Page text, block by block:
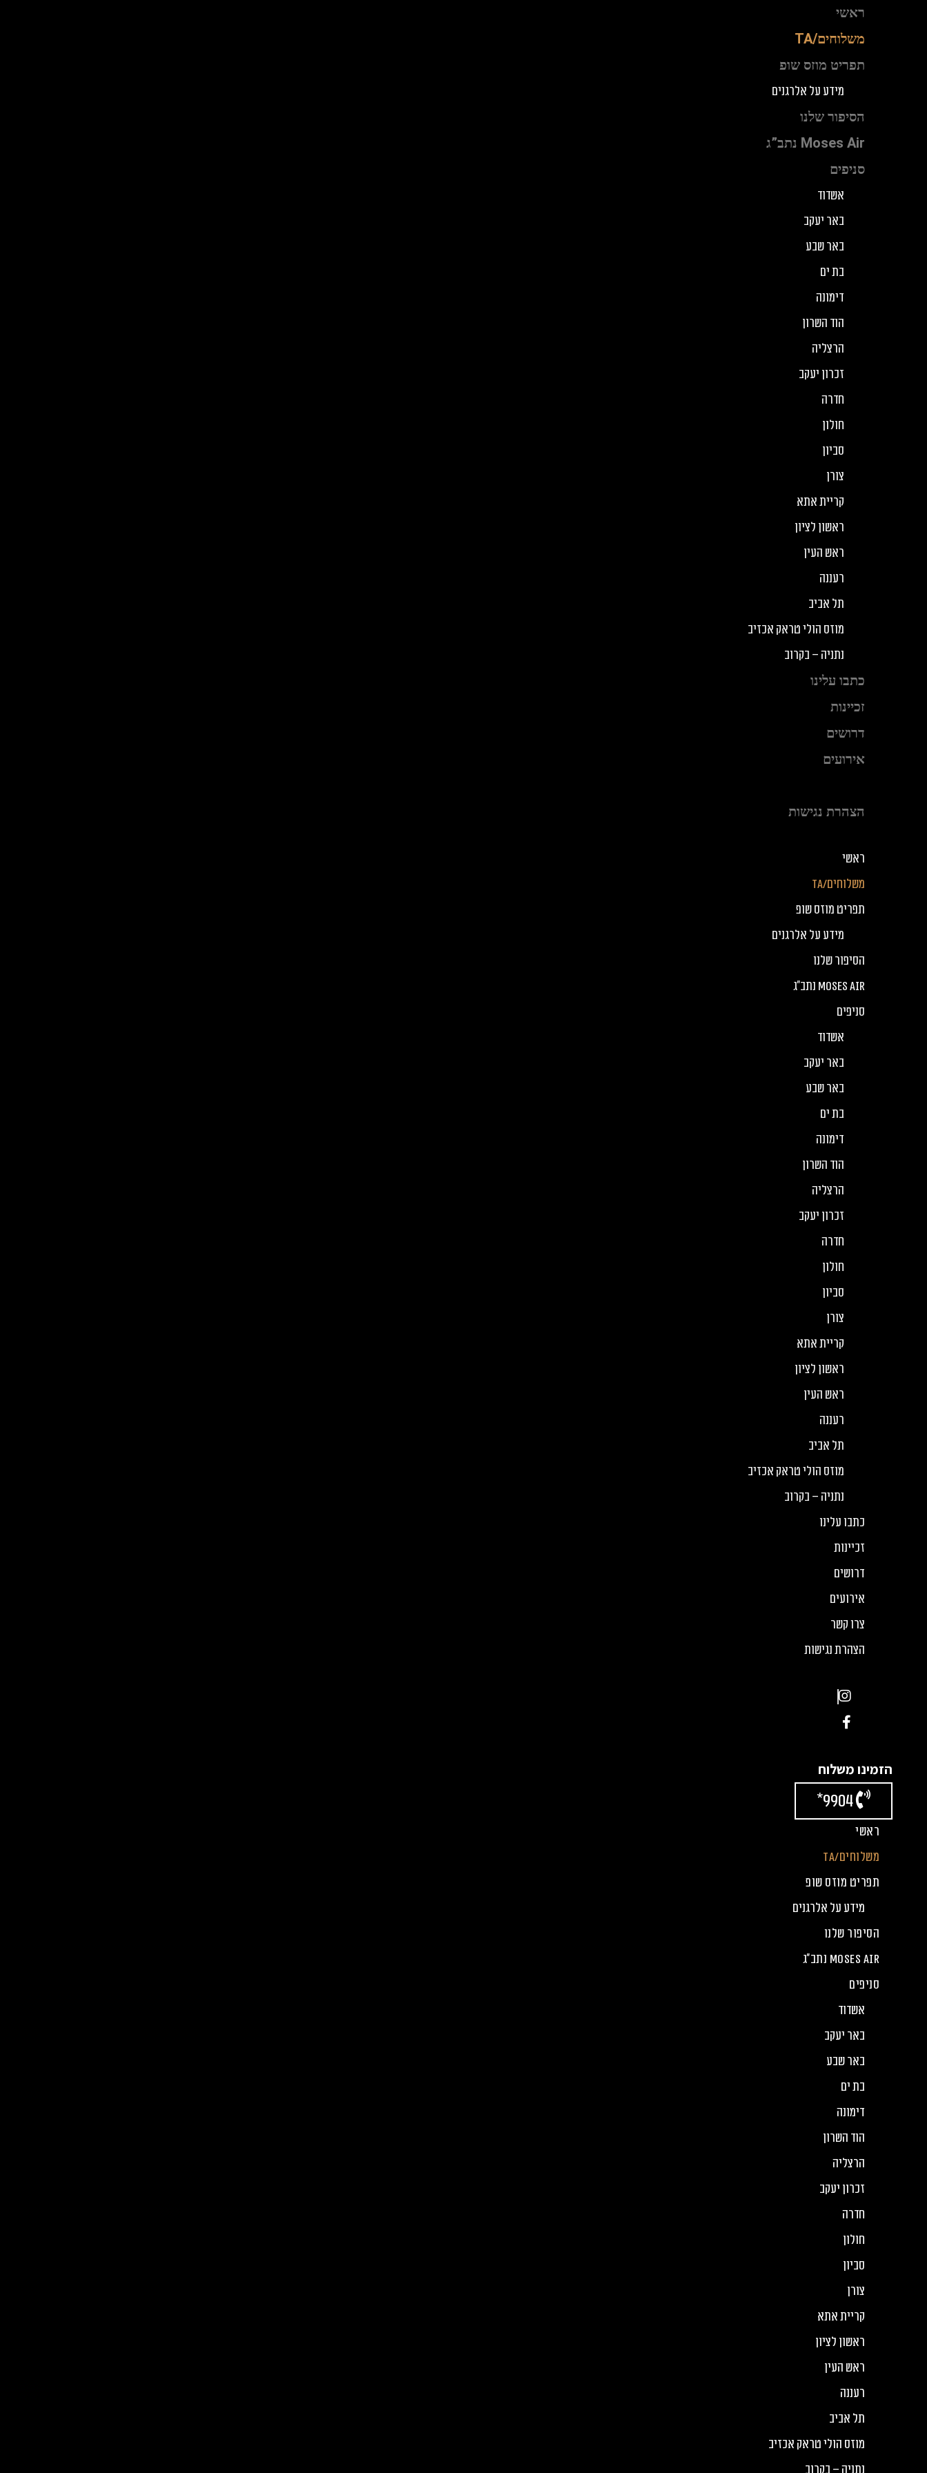
ראשי
משלוחים/TA
תפריט מוזס שופ
מידע על אלרגנים
הסיפור שלנו
Moses Air נתב”ג
סניפים
אשדוד
באר יעקב
באר שבע
בת ים
דימונה
הוד השרון
הרצליה
זכרון יעקב
חדרה
חולון
סביון
צורן
קריית אתא
ראשון לציון
ראש העין
רעננה
תל אביב
מוזס הולי טראק אכזיב
נתניה – בקרוב
כתבו עלינו
זכיינות
דרושים
אירועים
הצהרת נגישות
ראשי
משלוחים/TA
תפריט מוזס שופ
מידע על אלרגנים
הסיפור שלנו
Moses Air נתב”ג
סניפים
אשדוד
באר יעקב
באר שבע
בת ים
דימונה
הוד השרון
הרצליה
זכרון יעקב
חדרה
חולון
סביון
צורן
קריית אתא
ראשון לציון
ראש העין
רעננה
תל אביב
מוזס הולי טראק אכזיב
נתניה – בקרוב
כתבו עלינו
זכיינות
דרושים
אירועים
צרו קשר
הצהרת נגישות
הזמינו משלוח
9904*
ראשי
משלוחים/TA
תפריט מוזס שופ
מידע על אלרגנים
הסיפור שלנו
Moses Air נתב”ג
סניפים
אשדוד
באר יעקב
באר שבע
בת ים
דימונה
הוד השרון
הרצליה
זכרון יעקב
חדרה
חולון
סביון
צורן
קריית אתא
ראשון לציון
ראש העין
רעננה
תל אביב
מוזס הולי טראק אכזיב
נתניה – בקרוב